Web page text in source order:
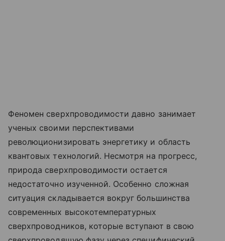
Феномен сверхпроводимости давно занимает
ученых своими перспективами
революционизировать энергетику и область
квантовых технологий. Несмотря на прогресс,
природа сверхпроводимости остается
недостаточно изученной. Особенно сложная
ситуация складывается вокруг большинства
современных высокотемпературных
сверхпроводников, которые вступают в свою